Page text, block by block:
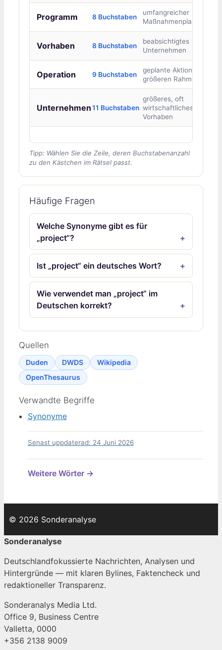
Programm 8 Buchstaben
umfangreicher
Maßnahmenplan
Vorhaben 8 Buchstaben
beabsichtigtes
Unternehmen
Operation 9 Buchstaben
geplante Aktion im
größeren Rahmen
Unternehmen11 Buchstaben
größeres, oft
wirtschaftliches
Vorhaben
Tipp: Wählen Sie die Zeile, deren Buchstabenanzahl
zu den Kästchen im Rätsel passt.
Häufige Fragen
Welche Synonyme gibt es für
„project“?
Ist „project“ ein deutsches Wort?
Wie verwendet man „project“ im
Deutschen korrekt?
Quellen
Duden DWDS
Wikipedia
OpenThesaurus
Verwandte Begriffe
Synonyme
Senast uppdaterad: 24 Juni 2026
Weitere Wörter →
© 2026 Sonderanalyse
Sonderanalyse
Deutschlandfokussierte Nachrichten, Analysen und
Hintergründe — mit klaren Bylines, Faktencheck und
redaktioneller Transparenz.
Sonderanalys Media Ltd.
Office 9, Business Centre
Valletta, 0000
+356 2138 9009